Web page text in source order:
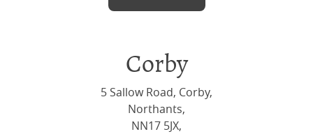
Corby
5 Sallow Road, Corby,
Northants,
NN17 5JX,